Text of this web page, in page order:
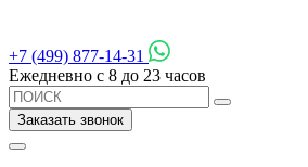
+7 (499) 877-14-31
Ежедневно с 8 до 23 часов
Заказать звонок